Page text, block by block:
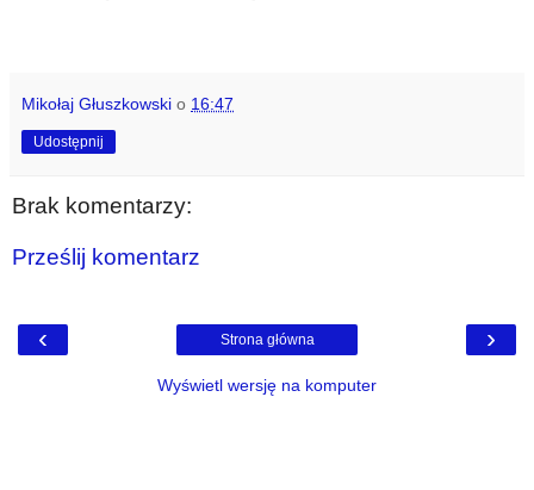
Mikołaj Głuszkowski o 16:47
Udostępnij
Brak komentarzy:
Prześlij komentarz
‹ ›
Strona główna
Wyświetl wersję na komputer